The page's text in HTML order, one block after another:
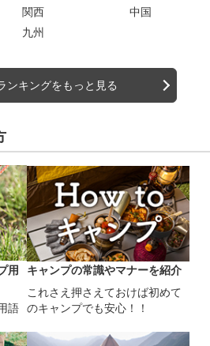
関西
中国
九州
ンキングをもっと見る
用
語
キャンプの常識やマナーを紹介
これさえ押さえておけば初めて
のキャンプでも安心！！